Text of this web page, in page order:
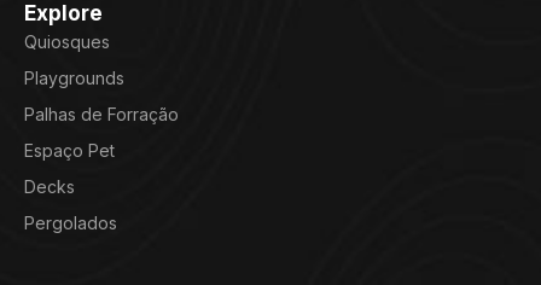
Explore
Quiosques
Playgrounds
Palhas de Forração
Espaço Pet
Decks
Pergolados